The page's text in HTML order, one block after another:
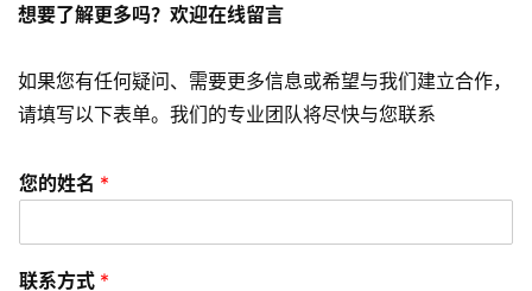
短
频
讯
分
想要了解更多吗？欢迎在线留言
如果您有任何疑问、需要更多信息或希望与我们建立合作，
请填写以下表单。我们的专业团队将尽快与您联系
您的姓名 *
联系方式 *